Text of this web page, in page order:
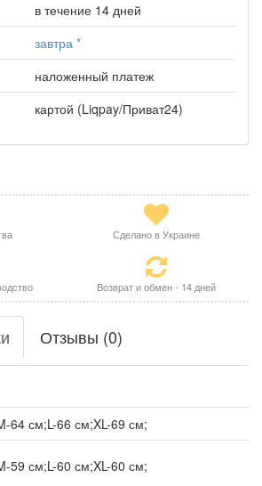
в течение 14 дней
завтра *
наложенный платеж
картой (Liqpay/Приват24)
Сделано в Украине
Возврат и обмен - 14 дней
Отзывы (0)
64 см;L-66 см;XL-69 см;
59 см;L-60 см;XL-60 см;